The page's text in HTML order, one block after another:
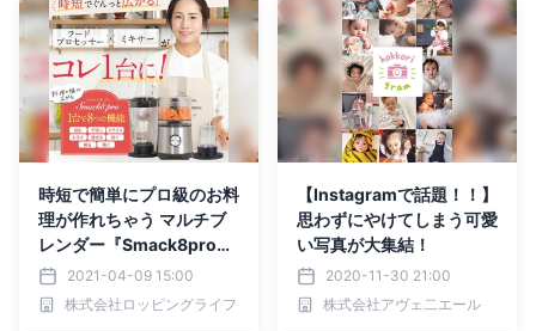
時短で簡単にプロ級のお料
理が作れちゃう マルチブ
レンダー『Smack8pro』
（スマックエイトプロ）新
発売！
2021-04-09 15:00
株式会社ロッピングライフ
【Instagramで話題！！】
思わずにやけてしまう可愛
い写真が大集結！
2020-11-30 21:00
株式会社アヴェ二エール